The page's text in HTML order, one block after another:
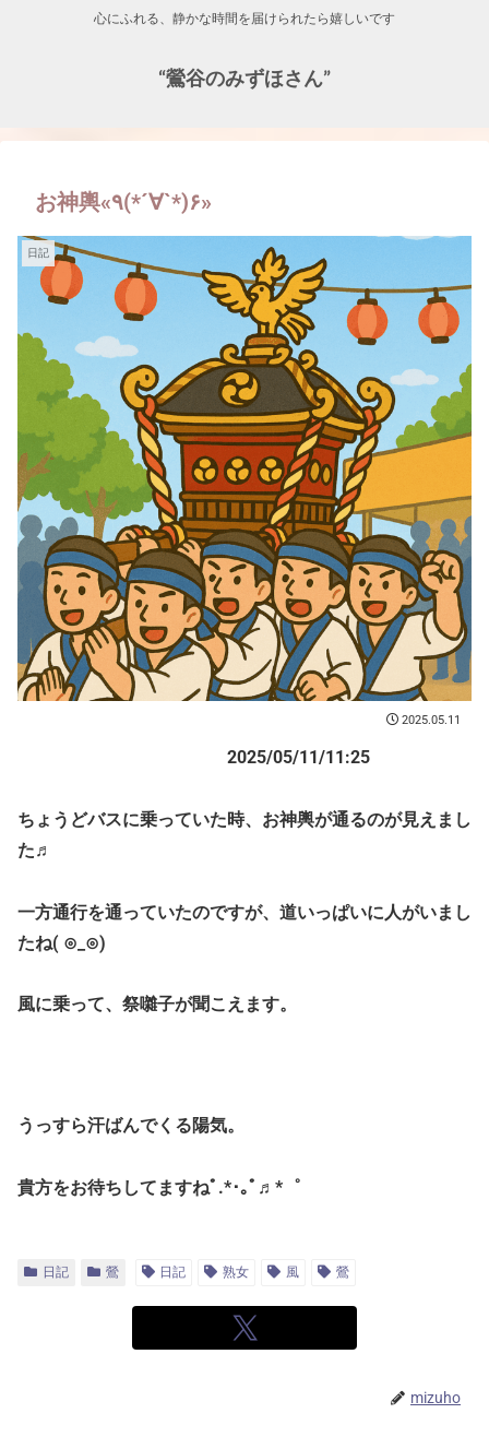
心にふれる、静かな時間を届けられたら嬉しいです
“鶯谷のみずほさん”
お神輿«٩(*´∀`*)۶»
日記
2025.05.11
2025/05/11/11:25
ちょうどバスに乗っていた時、お神輿が通るのが見えまし
た♬
一方通行を通っていたのですが、道いっぱいに人がいまし
たね( ⊙_⊙)
風に乗って、祭囃子が聞こえます。
うっすら汗ばんでくる陽気。
貴方をお待ちしてますねﾟ.*･｡ﾟ♬*゜
日記 鶯 日記 熟女 風 鶯
mizuho